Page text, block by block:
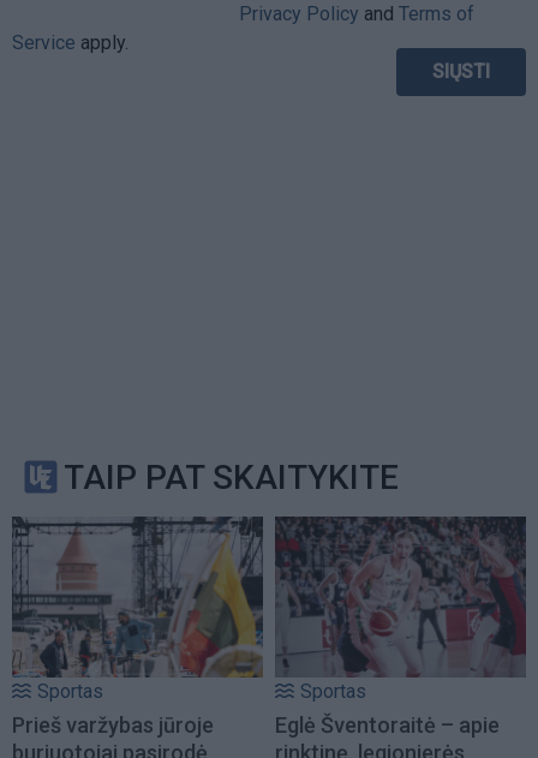
Privacy Policy and Terms of
Service apply.
TAIP PAT SKAITYKITE
Sportas
Prieš varžybas jūroje
buriuotojai pasirodė
Sportas
Eglė Šventoraitė – apie
rinktinę, legionierės